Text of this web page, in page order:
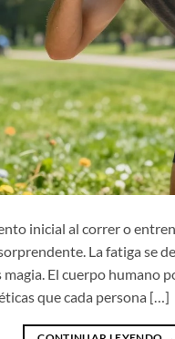
inicial al correr o
La fatiga se
El cuerpo humano
que cada persona […]